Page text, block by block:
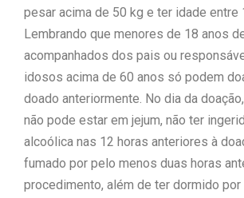
pesar acima de 50 kg e ter idade entre
Lembrando que menores de 18 anos
acompanhados dos pais ou
idosos acima de 60 anos só podem
doado anteriormente. No dia da
não pode estar em jejum, não ter
alcoólica nas 12 horas anteriores à
fumado por pelo menos duas horas
procedimento, além de ter dormido